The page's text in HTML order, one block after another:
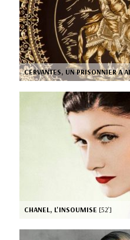
CERVANTES, UN PRISONNIER A
CHANEL, L'INSOUMISE [52’]